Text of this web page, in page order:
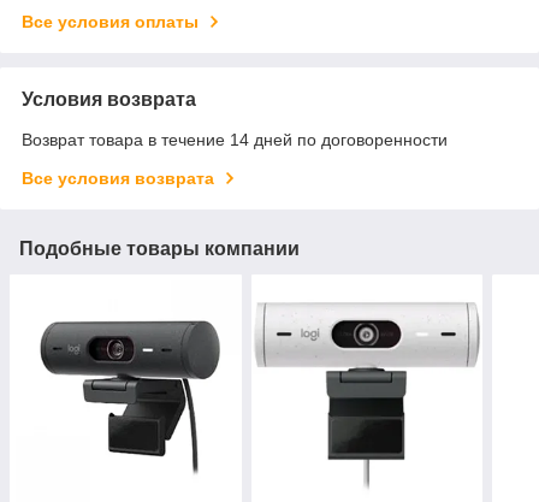
Все условия оплаты
Условия возврата
Возврат товара в течение 14 дней по договоренности
Все условия возврата
Подобные товары компании